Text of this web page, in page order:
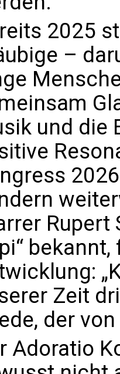
2025
–
und die
Rupert
Zeit
der
Adoratio